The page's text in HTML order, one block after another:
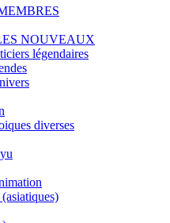
NOUVEAUX
légendaires
diverses